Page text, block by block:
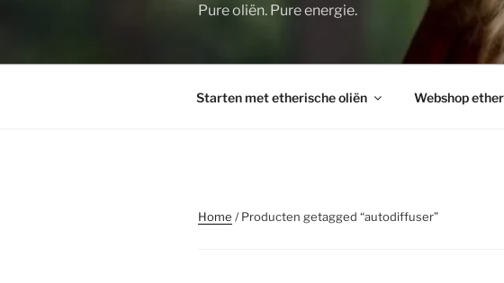
Pure oliën. Pure energie.
Starten met etherische oliën Webshop
Home / Producten getagged “autodiffuser”